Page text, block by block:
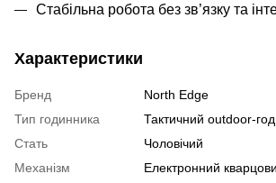
Стабільна робота без зв’язку та
Характеристики
Бренд
North Edge
Тип годинника
Тактичний outdoor-
Стать
Чоловічий
Механізм
Електронний